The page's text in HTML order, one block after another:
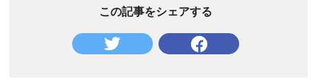
この記事をシェアする